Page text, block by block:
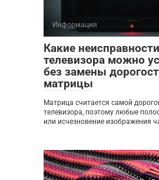
Информация
Какие неисправности
телевизора можно
без замены
матрицы
Матрица считается самой
телевизора, поэтому любые
или исчезновение изображения